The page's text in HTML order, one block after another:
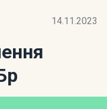
14.11.2023